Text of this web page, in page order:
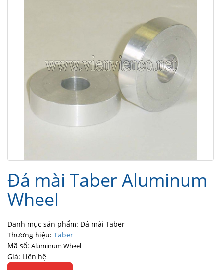
Đá mài Taber Aluminum
Wheel
Danh mục sản phẩm: Đá mài Taber
Thương hiệu: Taber
Mã số: Aluminum Wheel
Giá: Liên hệ